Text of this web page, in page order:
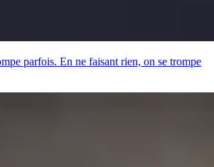
parfois. En ne faisant rien, on se trompe